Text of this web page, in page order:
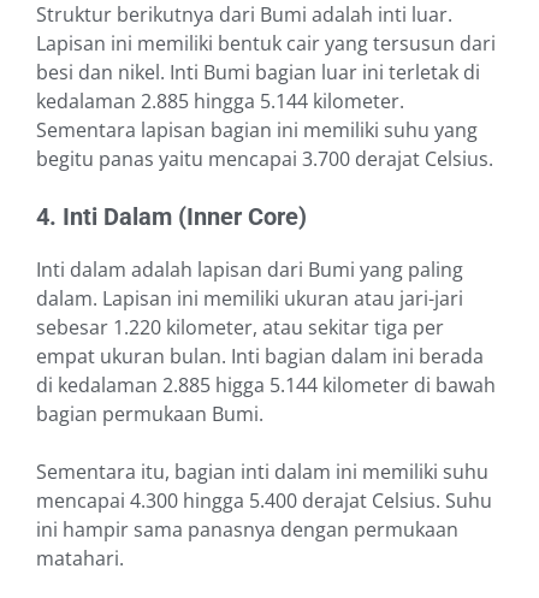
Struktur berikutnya dari Bumi adalah inti luar.
Lapisan ini memiliki bentuk cair yang tersusun dari
besi dan nikel. Inti Bumi bagian luar ini terletak di
kedalaman 2.885 hingga 5.144 kilometer.
Sementara lapisan bagian ini memiliki suhu yang
begitu panas yaitu mencapai 3.700 derajat Celsius.
4. Inti Dalam (Inner Core)
Inti dalam adalah lapisan dari Bumi yang paling
dalam. Lapisan ini memiliki ukuran atau jari-jari
sebesar 1.220 kilometer, atau sekitar tiga per
empat ukuran bulan. Inti bagian dalam ini berada
di kedalaman 2.885 higga 5.144 kilometer di bawah
bagian permukaan Bumi.
Sementara itu, bagian inti dalam ini memiliki suhu
mencapai 4.300 hingga 5.400 derajat Celsius. Suhu
ini hampir sama panasnya dengan permukaan
matahari.